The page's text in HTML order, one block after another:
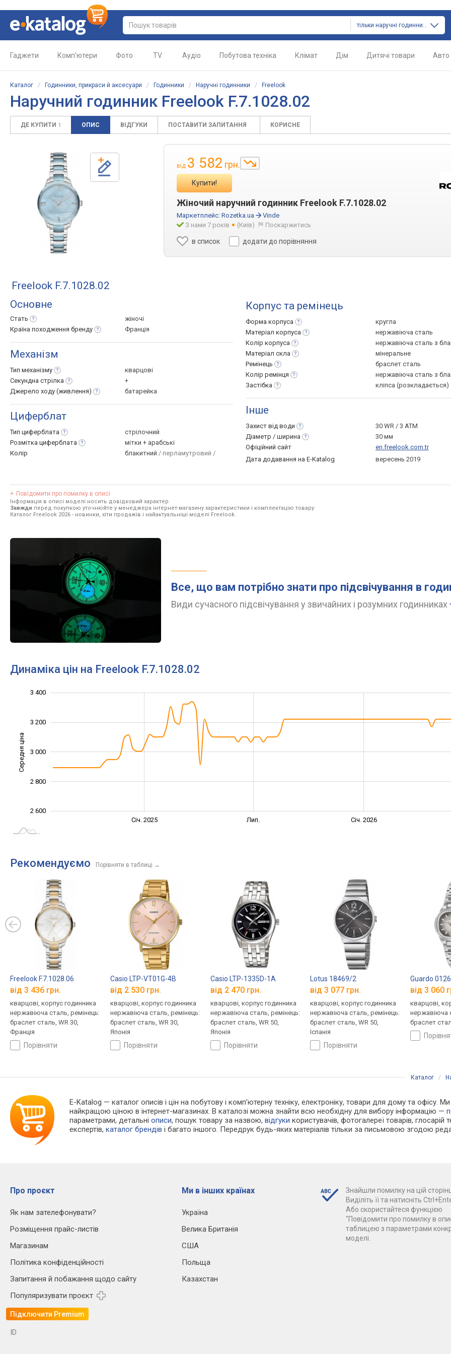
тільки наручні годинники
Гаджети Комп'ютери Фото TV Аудіо Побутова техніка Клімат Дім Дитячі товари Авто
Каталог / Годинники, прикраси й аксесуари / Годинники / Наручні годинники / Freelook
Наручний годинник Freelook F.7.1028.02
ДЕ КУПИТИ 1 ОПИС ВІДГУКИ ПОСТАВИТИ ЗАПИТАННЯ КОРИСНЕ
від 3 582 грн.
Купити!
Жіночий наручний годинник Freelook F.7.1028.02
Маркетплейс: Rozetka.ua
Vinde
З нами 7 років
(Київ) Поскаржитись
в список додати до порівняння
Freelook F.7.1028.02
Основне
Стать
жіночі
Країна походження бренду Франція
Механізм
Тип механізму
кварцові
Секундна стрілка
+
Джерело ходу (живлення) батарейка
Циферблат
Тип циферблата
стрілочний
Розмітка циферблата
мітки + арабські
Колір
блакитний / перламутровий /
Корпус та ремінець
Форма корпуса
кругла
Матеріал корпуса
нержавіюча сталь
Колір корпуса
нержавіюча сталь з
Матеріал скла
мінеральне
Ремінець
браслет сталь
Колір ремінця
нержавіюча сталь з
Застібка
кліпса (розкладається)
Інше
Захист від води
30 WR / 3 ATM
Діаметр / ширина
30 мм
Офіційний сайт
en.freelook.com.tr
Дата додавання на E-Katalog
вересень 2019
Повідомити про помилку в описі
Інформація в описі моделі носить довідковий характер.
Завжди перед покупкою уточнюйте у менеджера інтернет-магазину характеристики і комплектацію товару
Каталог Freelook 2026 - новинки, хіти продажів і найактуальніші моделі Freelook.
Все, що вам потрібно знати про підсвічування в
Види сучасного підсвічування у звичайних і розумних годинниках
Динаміка цін на Freelook F.7.1028.02
Середня ціна 2 600
2 600
2 800
3 000
3 200
3 400
Січ. 2025 Лип. Січ. 2026
Рекомендуємо Порівняти в таблиці →
Freelook F.7.1028.06
від 3 436 грн.
кварцові, корпус годинника
нержавіюча сталь, ремінець:
браслет сталь, WR 30,
Франція
порівняти
Casio LTP-VT01G-4B
від 2 530 грн.
кварцові, корпус годинника
нержавіюча сталь, ремінець:
браслет сталь, WR 30,
Японія
порівняти
Casio LTP-1335D-1A
від 2 470 грн.
кварцові, корпус годинника
нержавіюча сталь, ремінець:
браслет сталь, WR 50,
Японія
порівняти
Lotus 18469/2
від 3 077 грн.
кварцові, корпус годинника
нержавіюча сталь, ремінець:
браслет сталь, WR 50,
Іспанія
порівняти
Guardo
від 3 060
кварцові,
нержавіюча
браслет
Каталог /
E-Katalog — каталог описів і цін на побутову і комп'ютерну техніку, електроніку, товари для дому та офісу.
найкращою ціною в інтернет-магазинах. В каталозі можна знайти всю необхідну для вибору інформацію —
параметрами, детальніописи, пошук товару за назвою,відгуки користувачів, фотогалереї товарів, глосарій
експертів,каталог брендів і багато іншого. Передрук будь-яких матеріалів тільки за письмовою згодою
Про проєкт
Як нам зателефонувати?
Розміщення прайс-листів
Магазинам
Політика конфіденційності
Запитання й побажання щодо сайту
Популяризувати проєкт
Підключити Premium
Ми в інших країнах
Україна
Велика Британія
США
Польща
Казахстан
Знайшли помилку на цій
Виділіть її та натисніть
Або скористайтеся функцією
"Повідомити про помилку в
таблицею з параметрами
моделі.
ID